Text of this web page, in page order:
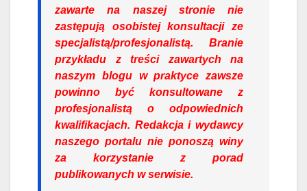
zawarte na naszej stronie nie
zastępują osobistej konsultacji ze
specjalistą/profesjonalistą. Branie
przykładu z treści zawartych na
naszym blogu w praktyce zawsze
powinno być konsultowane z
profesjonalistą o odpowiednich
kwalifikacjach. Redakcja i wydawcy
naszego portalu nie ponoszą winy
za korzystanie z porad
publikowanych w serwisie.